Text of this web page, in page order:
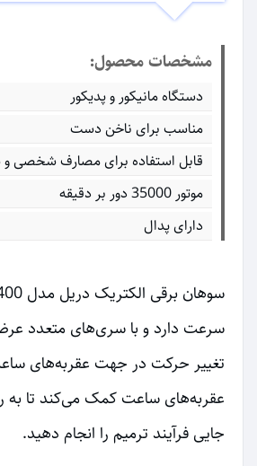
مشخصات محصول:
دستگاه مانیکور و پدیکور
مناسب برای ناخن دست
قابل استفاده برای مصارف شخصی و
موتور 35000 دور بر دقیقه
دارای پدال
سرعت دارد و با سری‌های متعدد
تغییر حرکت در جهت عقربه‌های
عقربه‌های ساعت کمک می‌کند تا به
جایی فرآیند ترمیم را انجام دهید.